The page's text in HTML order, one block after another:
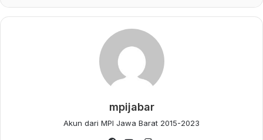
informasi yang jelas, akurat, dan mudah diakses masyarakat.
mpijabar
Akun dari MPI Jawa Barat 2015-2023